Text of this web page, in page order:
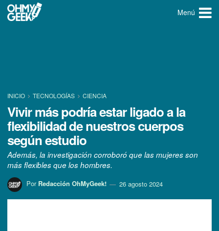
Menú
INICIO TECNOLOGÍ­AS CIENCIA
Vivir más podría estar ligado a la
flexibilidad de nuestros cuerpos
según estudio
Además, la investigación corroboró que las mujeres son
más flexibles que los hombres.
Por Redacción OhMyGeek! 26 agosto 2024